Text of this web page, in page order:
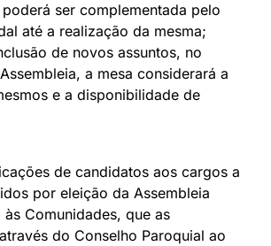
ser complementada pelo
até a realização da mesma;
de novos assuntos, no
a mesa considerará a
e a disponibilidade de
de candidatos aos cargos a
por eleição da Assembleia
Comunidades, que as
do Conselho Paroquial ao